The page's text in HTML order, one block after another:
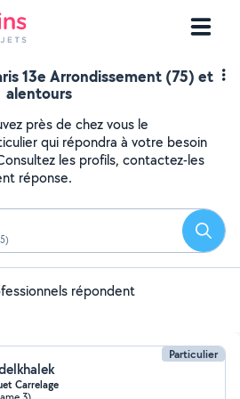
13e Arrondissement (75) et
alentours
près de chez vous le
qui répondra à votre besoin
les profils, contactez-les
réponse.
répondent
Particulier
Carrelage